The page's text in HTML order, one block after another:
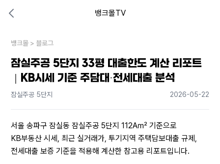
뱅크몰TV
내 상황엔 어떤 방법이 있을까?
뱅크몰 > 블로그
잠실주공 5단지 33평 대출한도 계산 리포트
｜KB시세 기준 주담대·전세대출 분석
잠실주공 5단지 2026-05-22
서울 송파구 잠실동 잠실주공 5단지 112A㎡ 기준으로
KB부동산 시세, 최근 실거래가, 투기지역 주택담보대출 규제,
전세대출 보증 기준을 적용해 계산한 참고용 리포트입니다.